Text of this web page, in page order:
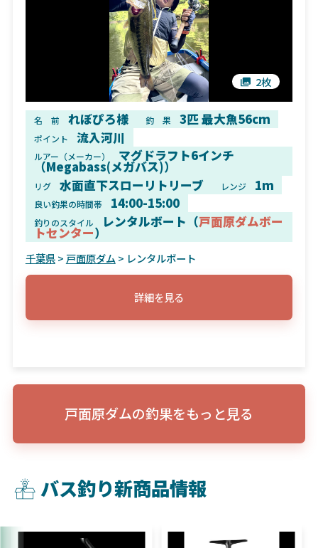
2枚
名 前 れぼぴろ様 釣 果 3匹 最大魚56cm
ポイント 流入河川
ルアー（メーカー） マグドラフト6インチ
（Megabass(メガバス)）
リグ 水面直下スローリトリーブ レンジ 1m
良い釣果の時間帯 14:00-15:00
釣りのスタイル レンタルボート（戸面原ダムボー
トセンター）
千葉県> 戸面原ダム > レンタルボート
詳細を見る
戸面原ダムの釣果をもっと見る
バス釣り新商品情報